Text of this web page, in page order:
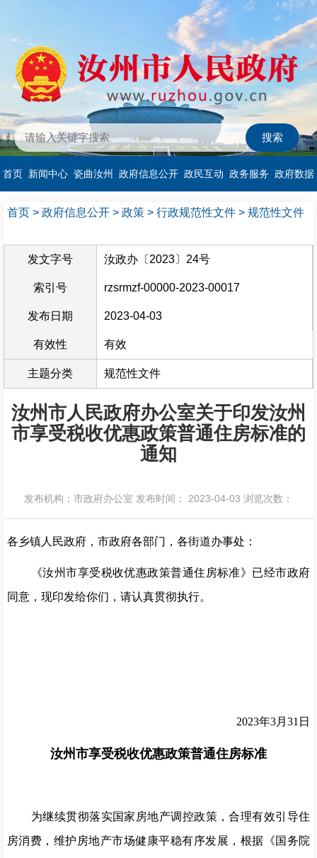
首页 新闻中心 瓷曲汝州 政府信息公开 政民互动 政务服务 政府数据
首页 > 政府信息公开 > 政策 > 行政规范性文件 > 规范性文件
发文字号 汝政办〔2023〕24号
索引号 rzsrmzf-00000-2023-00017
发布日期 2023-04-03
有效性 有效
主题分类 规范性文件
汝州市人民政府办公室关于印发汝州
市享受税收优惠政策普通住房标准的
通知
发布机构：市政府办公室 发布时间： 2023-04-03 浏览次数：
各乡镇人民政府，市政府各部门，各街道办事处：
《汝州市享受税收优惠政策普通住房标准》已经市政府
同意，现印发给你们， 请认真贯彻执行。
2023年3月 31 日
汝州市享受税收优惠政策普通住房标准
为继续贯彻落实国家房地产调控政策，合理有效引导住
房消费，维护房地产市场健康平稳有序发展，根据《国务院